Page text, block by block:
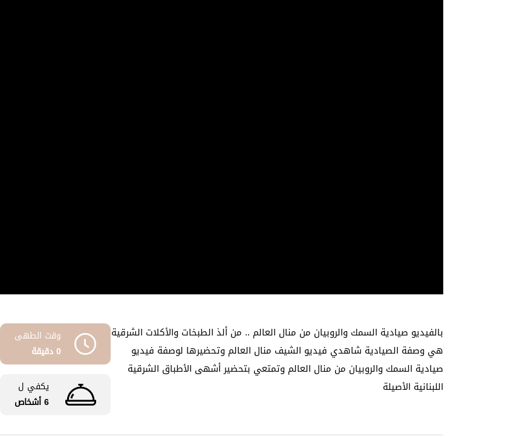
بالفيديو صيادية السمك والروبيان من منال العالم .. من ألذ الطبخات والأكلات الشرقية
هي وصفة الصيادية شاهدي فيديو الشيف منال العالم وتحضيرها لوصفة فيديو
صيادية السمك والروبيان من منال العالم وتمتعي بتحضير أشهى الأطباق الشرقية
اللبنانية الأصيلة
وقت الطهى
0 دقيقة
يكفي ل
6 أشخاص